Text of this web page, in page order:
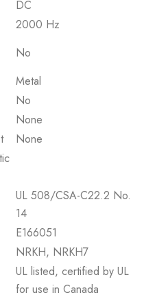
DC
2000 Hz
No
Metal
No
None
None
UL 508/CSA-C22.2 No.
14
E166051
NRKH, NRKH7
UL listed, certified by UL
for use in Canada